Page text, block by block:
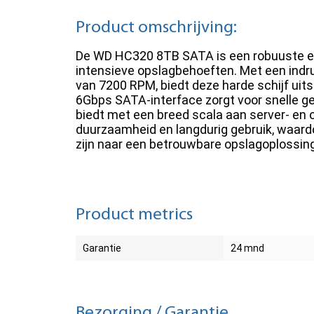
Product omschrijving:
De WD HC320 8TB SATA is een
intensieve opslagbehoeften. Met een
van 7200 RPM, biedt deze harde schijf
6Gbps SATA-interface zorgt voor snelle
biedt met een breed scala aan server-
duurzaamheid en langdurig gebruik,
zijn naar een betrouwbare
Product metrics
Garantie 24 mnd